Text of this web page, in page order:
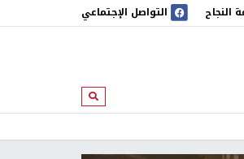
النجاح التواصل الإجتماعي
ابحث